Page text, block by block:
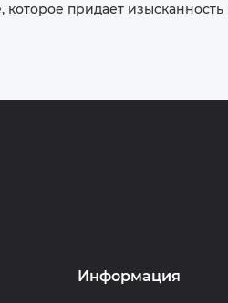
придает изысканность
Информация